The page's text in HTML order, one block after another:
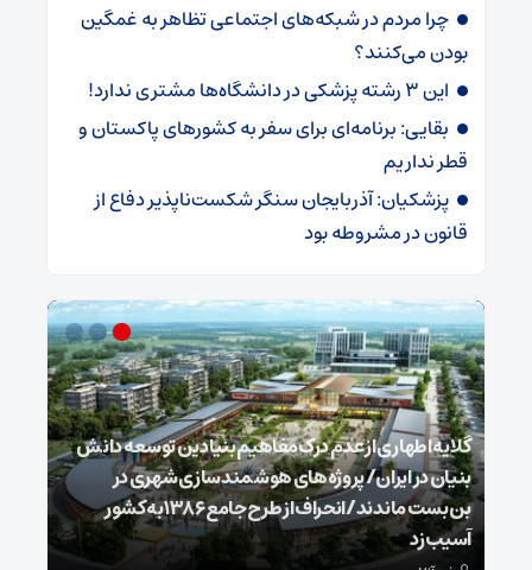
چرا مردم در شبکه‌های اجتماعی تظاهر به غمگین
بودن می‌کنند؟
این ۳ رشته پزشکی در دانشگاه‌ها مشتری ندارد!
بقایی: برنامه‌ای برای سفر به کشورهای پاکستان و
قطر نداریم
پزشکیان: آذربایجان سنگر شکست‌ناپذیر دفاع از
قانون در مشروطه بود
گلایه اطهاری از عدم درک مفاهیم بنیادین توسعه دانش
بنیان در ایران/ پروژه‌های هوشمندسازی شهری در
بن‌بست ماندند/انحراف از طرح جامع ۱۳۸۶ به کشور
آسیب زد